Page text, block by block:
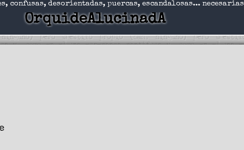
confusas, desorientadas, puercas, escandalosas... necesarias
OrquideAlucinadA